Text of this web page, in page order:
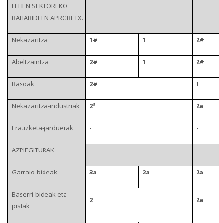
LEHEN SEKTOREKO
BALIABIDEEN APROBETX.
Nekazaritza 1# 1 2#
Abeltzaintza 2# 1 2#
Basoak 2# 1
Nekazaritza-industriak 2ª 2a
Erauzketa-jarduerak - -
AZPIEGITURAK
Garraio-bideak 3a 2a 2a
Baserri-bideak eta
pistak
2 2a